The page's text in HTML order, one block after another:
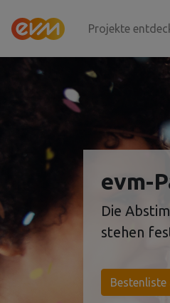
Seite
Projekte
evm-
Die
stehen
Bestenliste